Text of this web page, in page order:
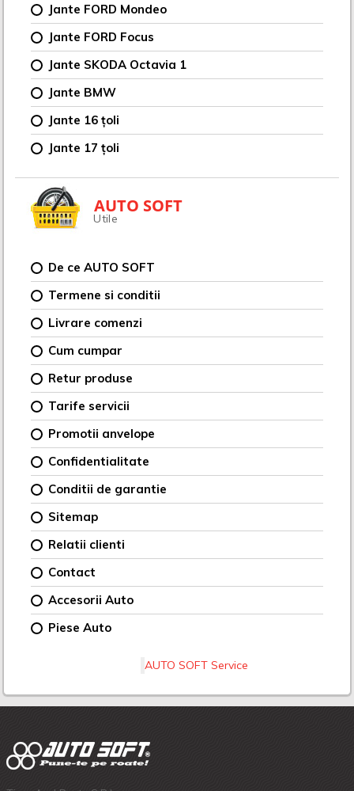
Jante FORD Mondeo
Jante FORD Focus
Jante SKODA Octavia 1
Jante BMW
Jante 16 țoli
Jante 17 țoli
AUTO SOFT
Utile
De ce AUTO SOFT
Termene si conditii
Livrare comenzi
Cum cumpar
Retur produse
Tarife servicii
Promotii anvelope
Confidentialitate
Conditii de garantie
Sitemap
Relatii clienti
Contact
Accesorii Auto
Piese Auto
AUTO SOFT Service